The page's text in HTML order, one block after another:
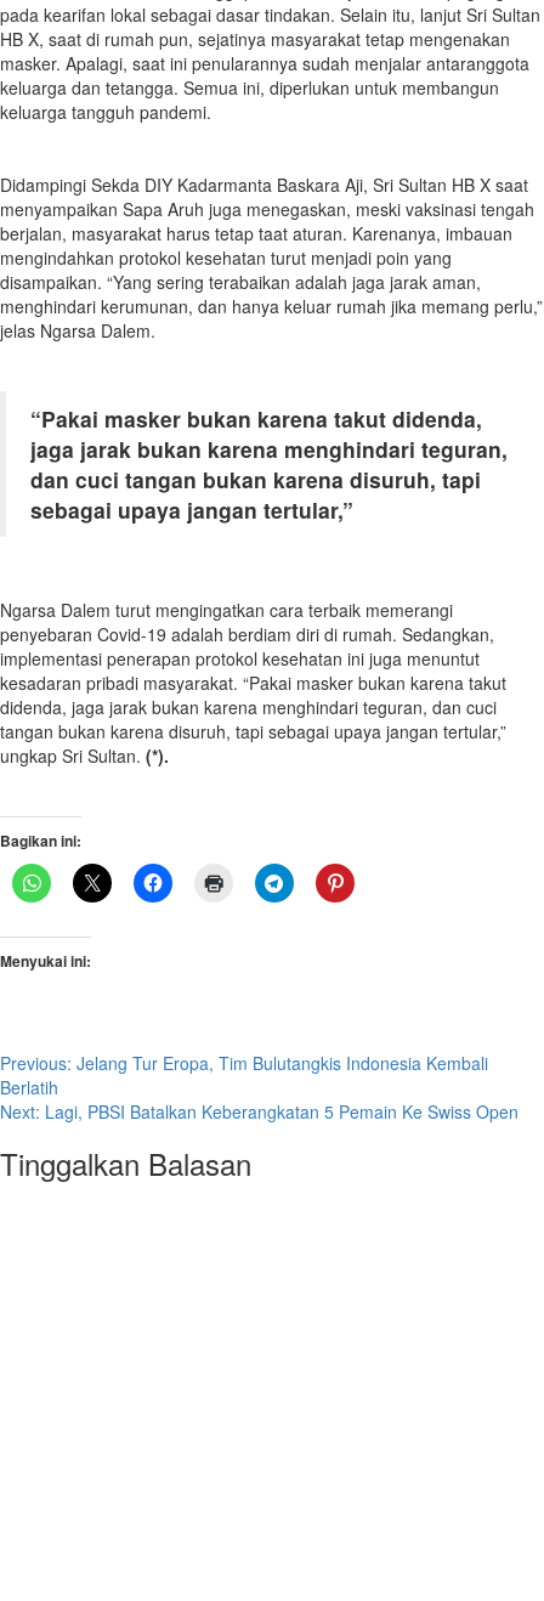
pada kearifan lokal sebagai dasar tindakan. Selain itu, lanjut Sri Sultan
HB X, saat di rumah pun, sejatinya masyarakat tetap mengenakan
masker. Apalagi, saat ini penularannya sudah menjalar antaranggota
keluarga dan tetangga. Semua ini, diperlukan untuk membangun
keluarga tangguh pandemi.
Didampingi Sekda DIY Kadarmanta Baskara Aji, Sri Sultan HB X saat
menyampaikan Sapa Aruh juga menegaskan, meski vaksinasi tengah
berjalan, masyarakat harus tetap taat aturan. Karenanya, imbauan
mengindahkan protokol kesehatan turut menjadi poin yang
disampaikan. “Yang sering terabaikan adalah jaga jarak aman,
menghindari kerumunan, dan hanya keluar rumah jika memang perlu,”
jelas Ngarsa Dalem.
“Pakai masker bukan karena takut didenda,
jaga jarak bukan karena menghindari teguran,
dan cuci tangan bukan karena disuruh, tapi
sebagai upaya jangan tertular,”
Ngarsa Dalem turut mengingatkan cara terbaik memerangi
penyebaran Covid-19 adalah berdiam diri di rumah. Sedangkan,
implementasi penerapan protokol kesehatan ini juga menuntut
kesadaran pribadi masyarakat. “Pakai masker bukan karena takut
didenda, jaga jarak bukan karena menghindari teguran, dan cuci
tangan bukan karena disuruh, tapi sebagai upaya jangan tertular,”
ungkap Sri Sultan. (*).
Bagikan ini:
Menyukai ini:
Post
navigation
Previous: Jelang Tur Eropa, Tim Bulutangkis Indonesia Kembali
Berlatih
Next: Lagi, PBSI Batalkan Keberangkatan 5 Pemain Ke Swiss Open
Tinggalkan Balasan